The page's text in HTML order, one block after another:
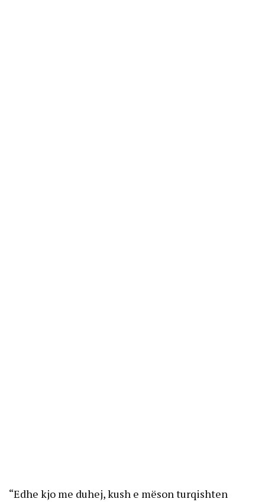
“Edhe kjo me duhej, kush e mëson turqishten